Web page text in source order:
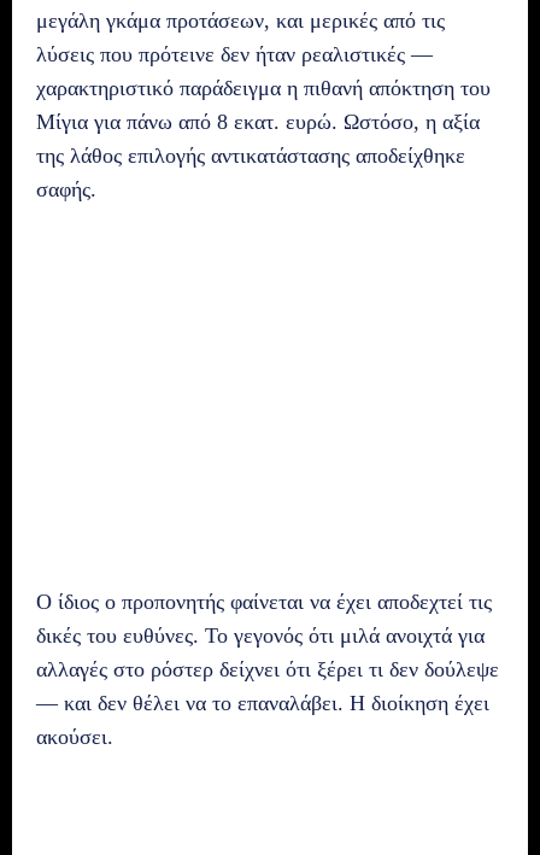
μεγάλη γκάμα προτάσεων, και μερικές από τις
λύσεις που πρότεινε δεν ήταν ρεαλιστικές —
χαρακτηριστικό παράδειγμα η πιθανή απόκτηση του
Μίγια για πάνω από 8 εκατ. ευρώ. Ωστόσο, η αξία
της λάθος επιλογής αντικατάστασης αποδείχθηκε
σαφής.
Ο ίδιος ο προπονητής φαίνεται να έχει αποδεχτεί τις
δικές του ευθύνες. Το γεγονός ότι μιλά ανοιχτά για
αλλαγές στο ρόστερ δείχνει ότι ξέρει τι δεν δούλεψε
— και δεν θέλει να το επαναλάβει. Η διοίκηση έχει
ακούσει.